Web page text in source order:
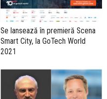
Se lansează în premieră Scena
Smart City, la GoTech World
2021